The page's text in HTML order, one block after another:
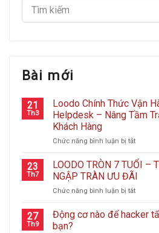
Bài mới
21
Th3
Loodo Chính Thức Vận
Helpdesk – Nâng Tầm
Khách Hàng
Chức năng bình luận bị tắtở
Chính
Thức
Vận
Hành
Thống
23
Th7
LOODO TRÒN 7 TUỔI –
NGẬP TRÀN ƯU ĐÃI
Chức năng bình luận bị tắtở
TRÒN
27
Th9
Động cơ nào để hacker
bạn?